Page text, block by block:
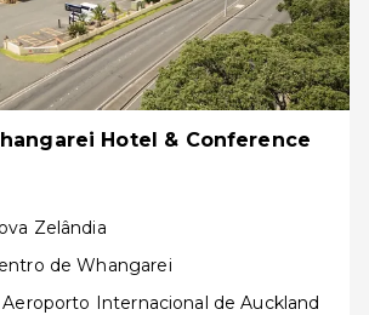
Hotel & Conference
Zelândia
de Whangarei
Aeroporto Internacional de Auckland